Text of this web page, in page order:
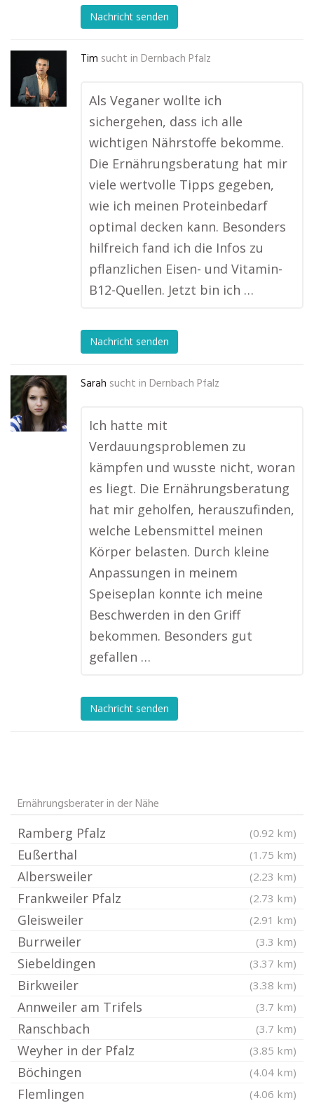
Nachricht senden
Tim sucht in Dernbach Pfalz
Als Veganer wollte ich
sichergehen, dass ich alle
wichtigen Nährstoffe bekomme.
Die Ernährungsberatung hat mir
viele wertvolle Tipps gegeben,
wie ich meinen Proteinbedarf
optimal decken kann. Besonders
hilfreich fand ich die Infos zu
pflanzlichen Eisen- und Vitamin-
B12-Quellen. Jetzt bin ich …
Nachricht senden
Sarah sucht in Dernbach Pfalz
Ich hatte mit
Verdauungsproblemen zu
kämpfen und wusste nicht, woran
es liegt. Die Ernährungsberatung
hat mir geholfen, herauszufinden,
welche Lebensmittel meinen
Körper belasten. Durch kleine
Anpassungen in meinem
Speiseplan konnte ich meine
Beschwerden in den Griff
bekommen. Besonders gut
gefallen …
Nachricht senden
Ernährungsberater in der Nähe
Ramberg Pfalz (0.92 km)
Eußerthal (1.75 km)
Albersweiler (2.23 km)
Frankweiler Pfalz (2.73 km)
Gleisweiler (2.91 km)
Burrweiler (3.3 km)
Siebeldingen (3.37 km)
Birkweiler (3.38 km)
Annweiler am Trifels (3.7 km)
Ranschbach (3.7 km)
Weyher in der Pfalz (3.85 km)
Böchingen (4.04 km)
Flemlingen (4.06 km)